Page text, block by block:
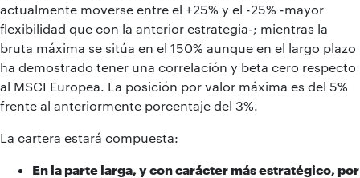
actualmente moverse entre el +25% y el -25% -mayor
flexibilidad que con la anterior estrategia-; mientras la
bruta máxima se sitúa en el 150% aunque en el largo plazo
ha demostrado tener una correlación y beta cero respecto
al MSCI Europea. La posición por valor máxima es del 5%
frente al anteriormente porcentaje del 3%.
La cartera estará compuesta:
En la parte larga, y con carácter más estratégico, por